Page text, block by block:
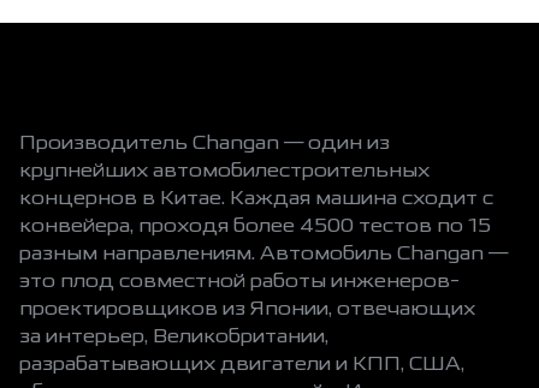
Производитель Changan — один из
крупнейших автомобилестроительных
концернов в Китае. Каждая машина сходит с
конвейера, проходя более 4500 тестов по 15
разным направлениям. Автомобиль Changan —
это плод совместной работы инженеров-
проектировщиков из Японии, отвечающих
за интерьер, Великобритании,
разрабатывающих двигатели и КПП, США,